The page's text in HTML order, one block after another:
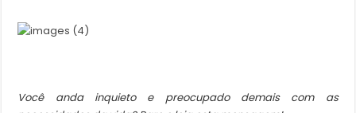
Você anda inquieto e preocupado demais com as